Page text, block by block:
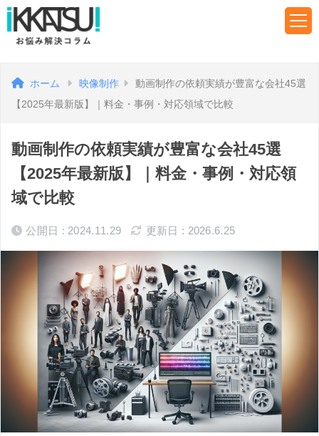
ホーム 映像制作
動画制作の依頼実績が豊富な会社45選
【2025年最新版】｜料金・事例・対応領域で比較
動画制作の依頼実績が豊富な会社45選
【2025年最新版】｜料金・事例・対応領
域で比較
公開日 : 2024.11.29 更新日 : 2026.6.25